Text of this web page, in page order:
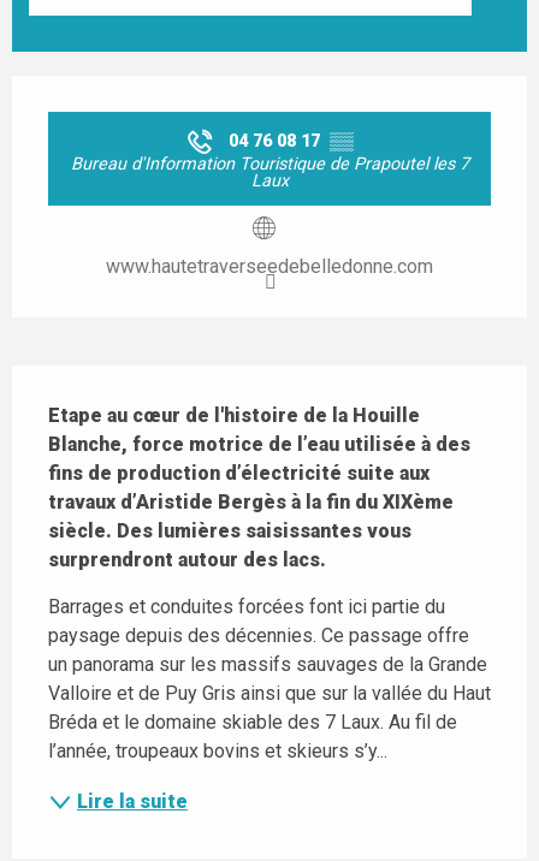
04 76 08 17 ▒▒
Bureau d'Information Touristique de Prapoutel les 7
Laux
www.hautetraverseedebelledonne.com
Etape au cœur de l'histoire de la Houille
Blanche, force motrice de l’eau utilisée à des
fins de production d’électricité suite aux
travaux d’Aristide Bergès à la fin du XIXème
siècle. Des lumières saisissantes vous
surprendront autour des lacs.
Barrages et conduites forcées font ici partie du
paysage depuis des décennies. Ce passage offre
un panorama sur les massifs sauvages de la Grande
Valloire et de Puy Gris ainsi que sur la vallée du Haut
Bréda et le domaine skiable des 7 Laux. Au fil de
l’année, troupeaux bovins et skieurs s’y...
Lire la suite